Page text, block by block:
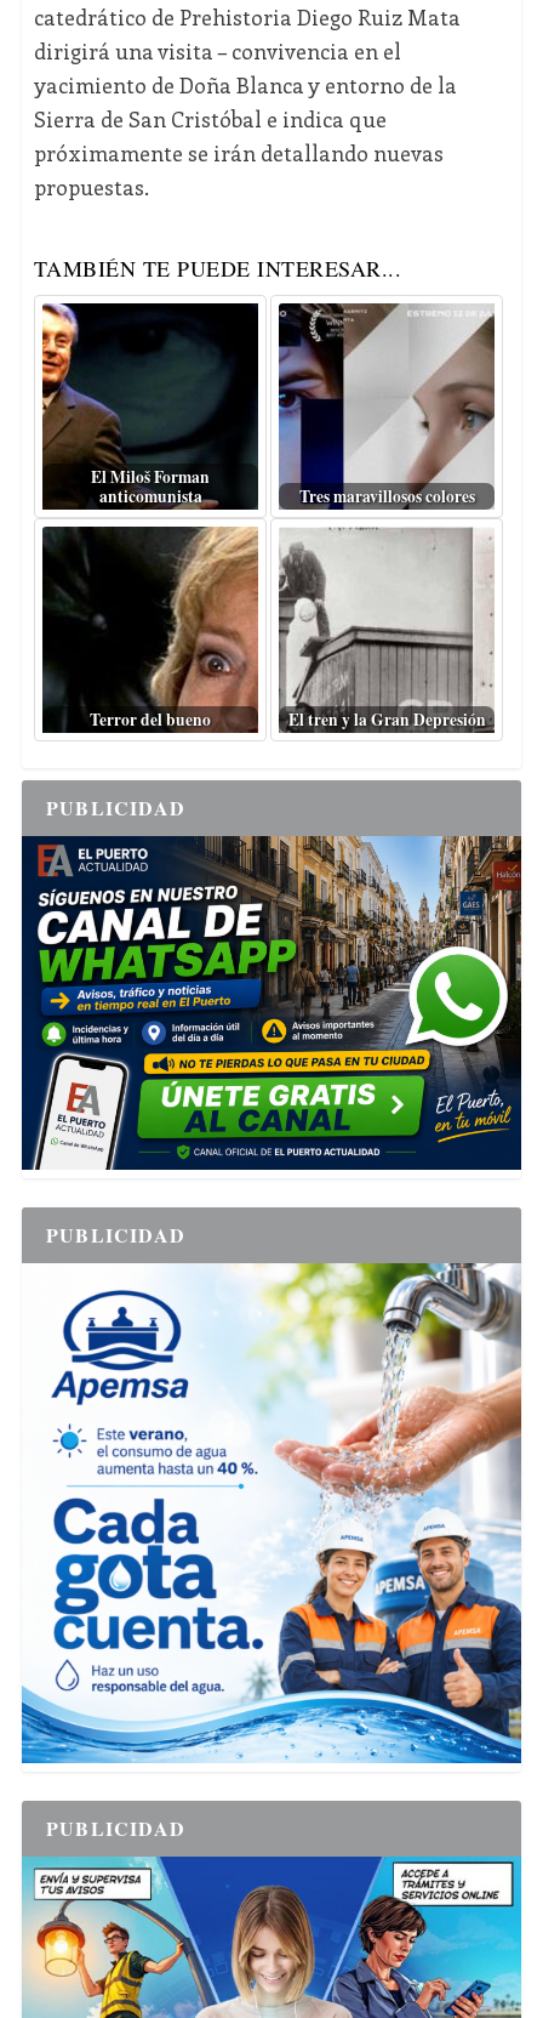
catedrático de Prehistoria Diego Ruiz Mata
dirigirá una visita – convivencia en el
yacimiento de Doña Blanca y entorno de la
Sierra de San Cristóbal e indica que
próximamente se irán detallando nuevas
propuestas.
TAMBIÉN TE PUEDE INTERESAR...
El Miloš Forman
anticomunista
Tres maravillosos colores
Terror del bueno El tren y la Gran Depresión
PUBLICIDAD
PUBLICIDAD
PUBLICIDAD